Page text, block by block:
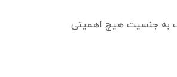
به جنسیت هیچ اهمیتی